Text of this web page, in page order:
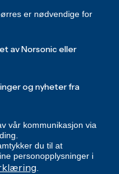
er nødvendige for
av Norsonic eller
og nyheter fra
vår kommunikasjon via
du til at
personopplysninger i